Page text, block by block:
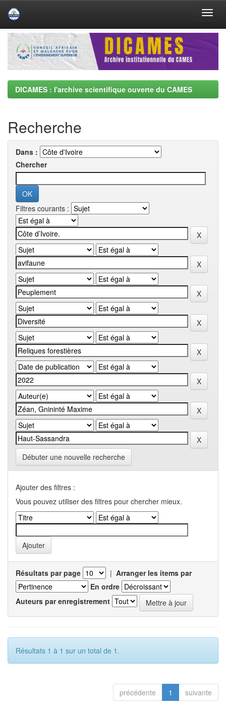
Skip
navigation
DICAMES : l'archive scientifique ouverte du CAMES
Recherche
Dans :
Chercher
Filtres courants :
Débuter une nouvelle recherche
Ajouter des filtres :
Vous pouvez utiliser des filtres pour chercher mieux.
Résultats par page | Arranger les items par
En ordre
Auteurs par enregistrement
Résultats 1 à 1 sur un total de 1.
précédente 1 suivante